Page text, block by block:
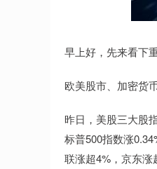
早上好，先来看下
欧美股市、加密货
昨日，美股三大股
标普500指数涨
联涨超4%，京东涨